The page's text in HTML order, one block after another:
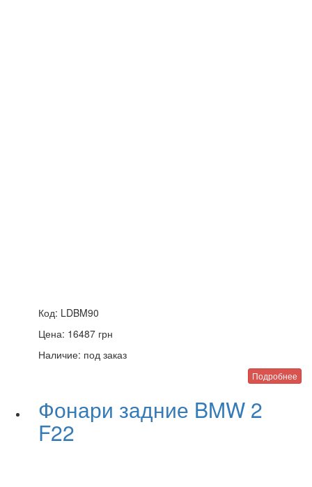
Код: LDBM90
Цена: 16487 грн
Наличие: под заказ
Подробнее
Фонари задние BMW 2
F22